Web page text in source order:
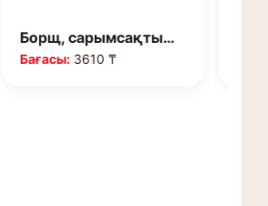
Борщ, сарымсақты…
Бағасы:3610 ₸